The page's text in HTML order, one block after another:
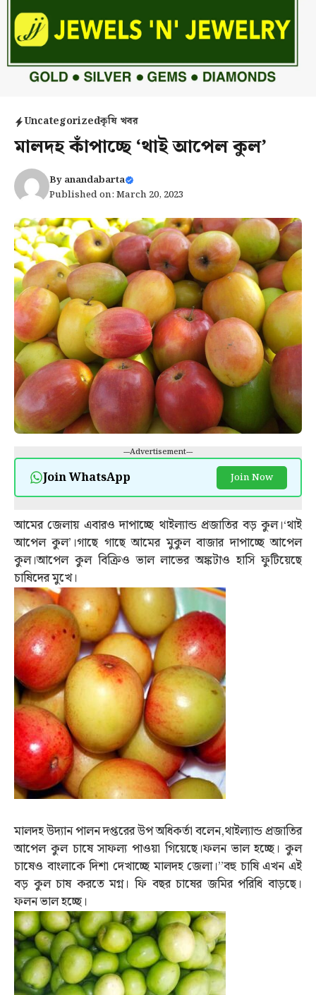
Uncategorizedকৃষি খবর
মালদহ কাঁপাচ্ছে ‘থাই আপেল কুল’
Byanandabarta
Published on: March 20, 2023
---Advertisement---
Join WhatsApp Join Now
আমের জেলায় এবারও দাপাচ্ছে থাইল্যান্ড প্রজাতির বড় কুল।‘থাই
আপেল কুল’।গাছে গাছে আমের মুকুল বাজার দাপাচ্ছে আপেল
কুল।আপেল কুল বিক্রিও ভাল লাভের অঙ্কটাও হাসি ফুটিয়েছে
চাষিদের মুখে।
মালদহ উদ্যান পালন দপ্তরের উপ অধিকর্তা বলেন,থাইল্যান্ড প্রজাতির
আপেল কুল চাষে সাফল্য পাওয়া গিয়েছে।ফলন ভাল হচ্ছে। কুল
চাষেও বাংলাকে দিশা দেখাচ্ছে মালদহ জেলা।”বহু চাষি এখন এই
বড় কুল চাষ করতে মগ্ন। ফি বছর চাষের জমির পরিধি বাড়ছে।
ফলন ভাল হচ্ছে।